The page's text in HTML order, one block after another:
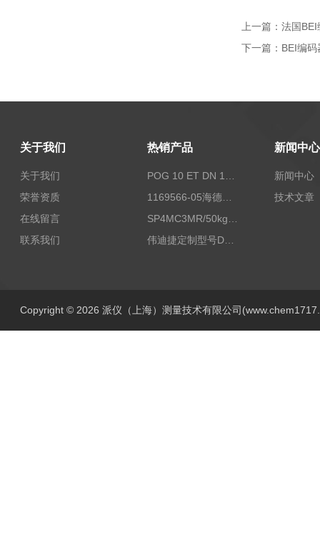
上一篇： 法国
下一篇： BEI编
关于我们
关于我们
荣誉资质
在线留言
联系我们
热销产品
1169566-05海德汉西门子编码器现货
伟迪捷定制型号DHM506-5000-002
新闻中心
新闻中心
技术文章
Copyright © 2026 派仪（上海）测量技术有限公司